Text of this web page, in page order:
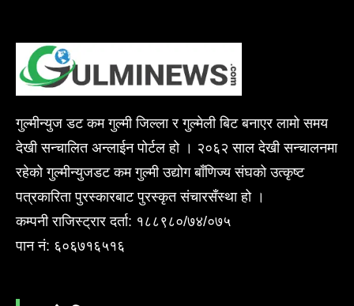
गुल्मीन्युज डट कम गुल्मी जिल्ला र गुल्मेली बिट बनाएर लामो समय
देखी सन्चालित अन्लाईन पोर्टल हो । २०६२ साल देखी सन्चालनमा
रहेको गुल्मीन्युजडट कम गुल्मी उद्योग बाँणिज्य संघको उत्कृष्ट
पत्रकारिता पुरस्कारबाट पुरस्कृत संचारसँस्था हो ।
कम्पनी राजिस्ट्रार दर्ता: १८८९८०/७४/०७५
पान नं: ६०६७१६५१६